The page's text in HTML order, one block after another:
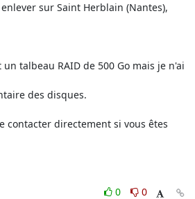
sur Saint Herblain (Nantes),
talbeau RAID de 500 Go mais je n'ai
des disques.
contacter directement si vous êtes
0
0